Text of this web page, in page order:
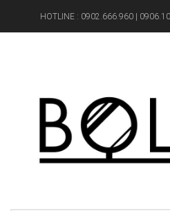
HOTLINE : 0902.666.960 |